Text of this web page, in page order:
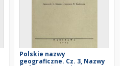
Polskie nazwy
geograficzne. Cz. 3, Nazwy